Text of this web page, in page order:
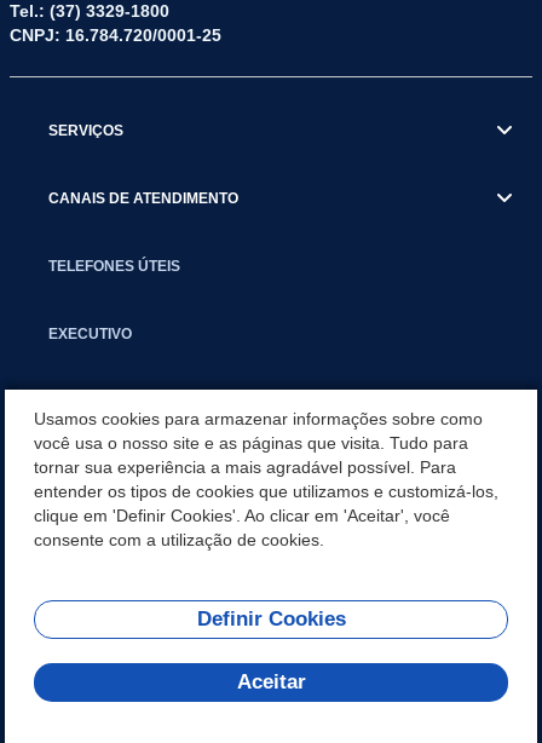
Tel.: (37) 3329-1800
CNPJ: 16.784.720/0001-25
SERVIÇOS
CANAIS DE ATENDIMENTO
TELEFONES ÚTEIS
EXECUTIVO
APLICATIVO
SECRETARIAS
REDES SOCIAIS
Usamos cookies para armazenar informações sobre como
você usa o nosso site e as páginas que visita. Tudo para
tornar sua experiência a mais agradável possível. Para
entender os tipos de cookies que utilizamos e customizá-los,
clique em 'Definir Cookies'. Ao clicar em 'Aceitar', você
consente com a utilização de cookies.
Definir Cookies
Aceitar